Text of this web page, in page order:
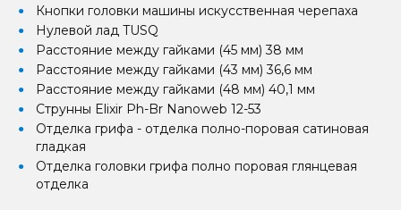
Кнопки головки машины искусственная черепаха
Нулевой лад TUSQ
Расстояние между гайками (45 мм) 38 мм
Расстояние между гайками (43 мм) 36,6 мм
Расстояние между гайками (48 мм) 40,1 мм
Струнны Elixir Ph-Br Nanoweb 12-53
Отделка грифа - отделка полно-поровая сатиновая
гладкая
Отделка головки грифа полно поровая глянцевая
отделка